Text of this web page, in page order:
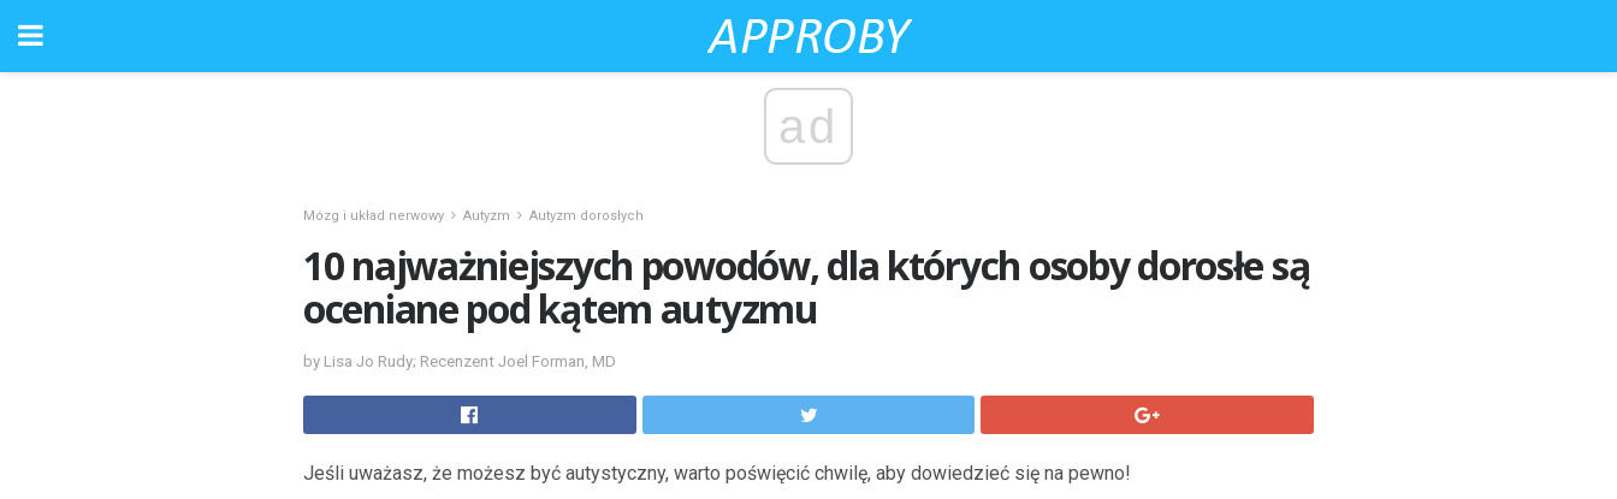
ad
Mózg i układ nerwowy Autyzm Autyzm dorosłych
10 najważniejszych powodów, dla których osoby dorosłe są
oceniane pod kątem autyzmu
by Lisa Jo Rudy; Recenzent Joel Forman, MD
Jeśli uważasz, że możesz być autystyczny, warto poświęcić chwilę, aby dowiedzieć się na pewno!